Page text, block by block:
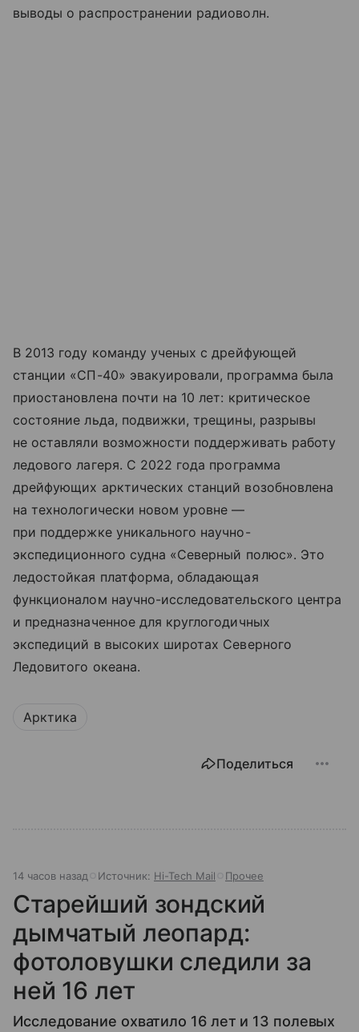
выводы о распространении радиоволн.
В 2013 году команду ученых с дрейфующей
станции «СП-40» эвакуировали, программа была
приостановлена почти на 10 лет: критическое
состояние льда, подвижки, трещины, разрывы
не оставляли возможности поддерживать работу
ледового лагеря. С 2022 года программа
дрейфующих арктических станций возобновлена
на технологически новом уровне —
при поддержке уникального научно-
экспедиционного судна «Северный полюс». Это
ледостойкая платформа, обладающая
функционалом научно-исследовательского центра
и предназначенное для круглогодичных
экспедиций в высоких широтах Северного
Ледовитого океана.
Арктика
Поделиться
14 часов назад Источник: Hi-Tech Mail Прочее
Старейший зондский
дымчатый леопард:
фотоловушки следили за
ней 16 лет
Исследование охватило 16 лет и 13 полевых